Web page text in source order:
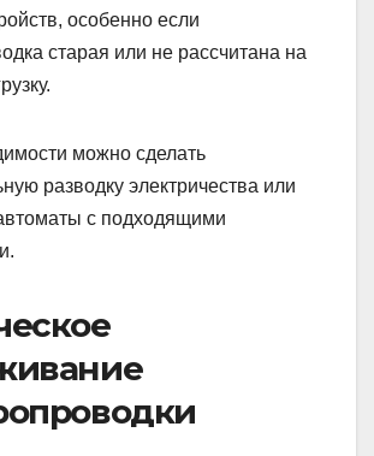
особенно если
старая или не рассчитана на
можно сделать
разводку электричества или
с подходящими